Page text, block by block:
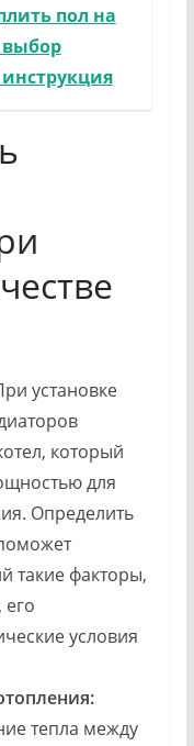
пол на
установке
который
для
Определить
такие факторы,
условия
тепла между